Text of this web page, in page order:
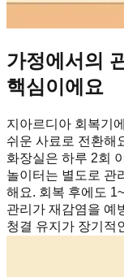
가정에서의
핵심이에요
지아르디아 회복기
쉬운 사료로 전환해
화장실은 하루 2회
놀이터는 별도로 관
해요. 회복 후에도
관리가 재감염을 예
청결 유지가 장기적